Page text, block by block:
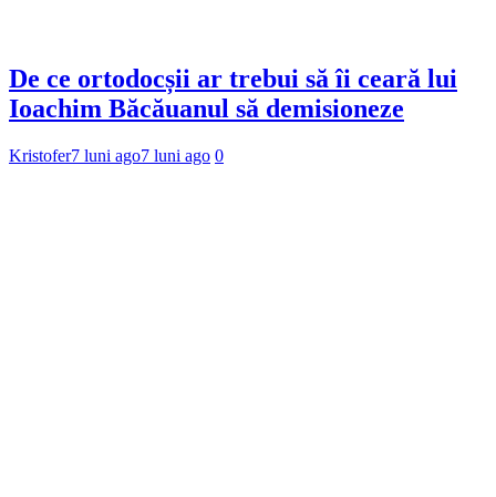
De ce ortodocșii ar trebui să îi ceară lui
Ioachim Băcăuanul să demisioneze
Kristofer7 luni ago7 luni ago 0